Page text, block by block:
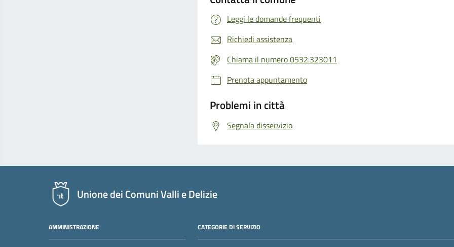
Leggi le domande frequenti
Richiedi assistenza
Chiama il numero 0532.323011
Prenota appuntamento
Problemi in città
Segnala disservizio
Unione dei Comuni Valli e Delizie
AMMINISTRAZIONE CATEGORIE DI SERVIZIO